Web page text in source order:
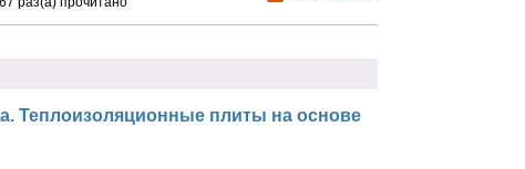
Теплоизоляционные плиты на основе